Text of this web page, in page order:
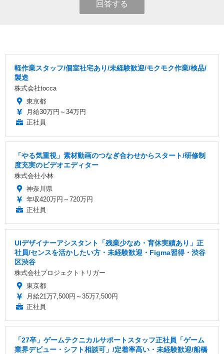
回答する
軽作業スタッフ/個室社宅あり/未経験歓迎/モクモク作業/検品/
製造
株式会社tocca
東京都
月給30万円～34万円
正社員
「やる気重視」素材動画のつなぎ合わせからスタート/研修制
度充実のビデオエディター
株式会社小林
神奈川県
年収420万円～720万円
正社員
UIデザイナーアシスタント「残業少なめ・育休実績あり」正
社員/センスを活かしたい方・未経験歓迎・Figma習得・渋谷
区渋谷
株式会社プロジェクトトリガー
東京都
月給21万7,500円～35万7,500円
正社員
「27卒」ゲームテクニカルサポートスタッフ正社員「ゲーム
業界デビュー・シフト相談可」/定着率高い・未経験歓迎/船橋